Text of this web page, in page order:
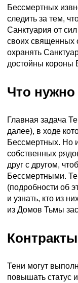
Бессмертных
следить за тем,
Санктуария от
своих священных
охранять
достойны короны
Что
Главная задача
далее), в ходе
Бессмертных. Но
собственных
друг с другом,
Бессмертными.
(подробности об
и узнать, кто из
из Домов Тьмы
Контракты
Тени могут
повышать статус